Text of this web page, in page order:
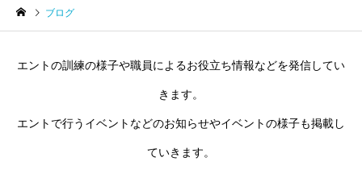
発達障害 音楽療
訓練道具 絵本
ブログ
エントの訓練の様子や職員によるお役立ち情報などを発信してい
きます。
エントで行うイベントなどのお知らせやイベントの様子も掲載し
ていきます。